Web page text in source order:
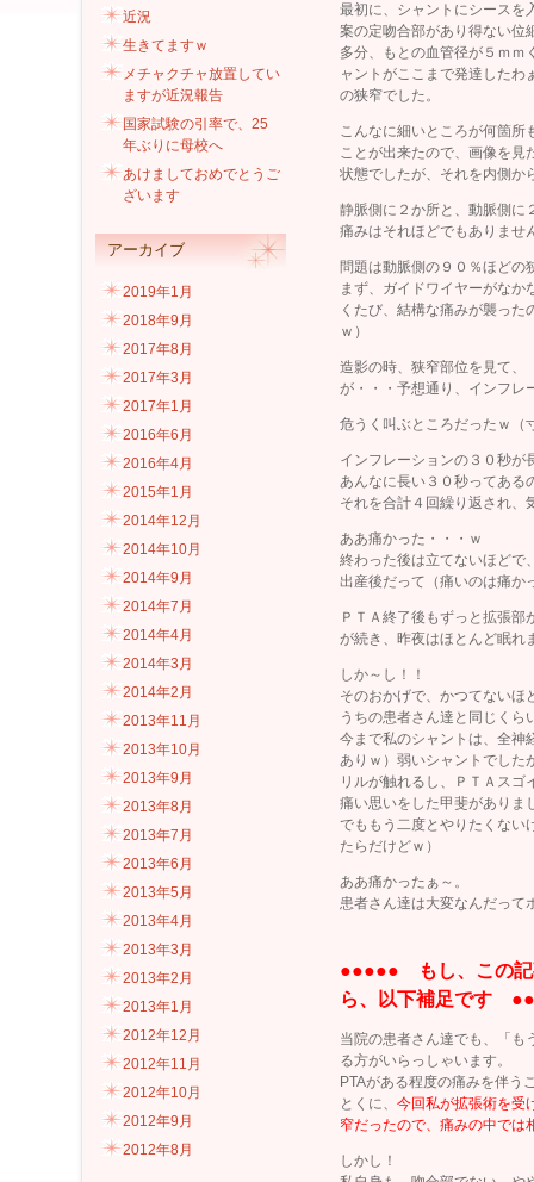
最初に、シャントにシースを
案の定吻合部があり得ない位
多分、もとの血管径が５ｍｍ
ャントがここまで発達した
の狭窄でした。
こんなに細いところが何箇所
ことが出来たので、画像を見
状態でしたが、それを内側か
静脈側に２か所と、動脈側に
痛みはそれほどでもありませ
問題は動脈側の９０％ほどの
まず、ガイドワイヤーがな
くたび、結構な痛みが襲っ
ｗ）
造影の時、狭窄部位を見て、
が・・・予想通り、インフレ
危うく叫ぶところだったｗ（
インフレーションの３０秒が
あんなに長い３０秒ってある
それを合計４回繰り返され、
ああ痛かった・・・ｗ
終わった後は立てないほどで
出産後だって（痛いのは痛か
ＰＴＡ終了後もずっと拡張
が続き、昨夜はほとんど眠れ
しか～し！！
そのおかげで、かつてないほ
うちの患者さん達と同じく
今まで私のシャントは、全神
ありｗ）弱いシャントでした
リルが触れるし、ＰＴＡスゴ
痛い思いをした甲斐がありま
でももう二度とやりたくない
たらだけどｗ）
ああ痛かったぁ～。
患者さん達は大変なんだって
●●●●● もし、この記
ら、以下補足です
当院の患者さん達でも、「も
る方がいらっしゃいます。
PTAがある程度の痛みを伴う
とくに、 今回私が拡張術を受
窄だったので、痛みの中では
しかし！
近況
生きてますｗ
メチャクチャ放置してい
ますが近況報告
国家試験の引率で、25
年ぶりに母校へ
あけましておめでとうご
ざいます
アーカイブ
2019年1月
2018年9月
2017年8月
2017年3月
2017年1月
2016年6月
2016年4月
2015年1月
2014年12月
2014年10月
2014年9月
2014年7月
2014年4月
2014年3月
2014年2月
2013年11月
2013年10月
2013年9月
2013年8月
2013年7月
2013年6月
2013年5月
2013年4月
2013年3月
2013年2月
2013年1月
2012年12月
2012年11月
2012年10月
2012年9月
2012年8月